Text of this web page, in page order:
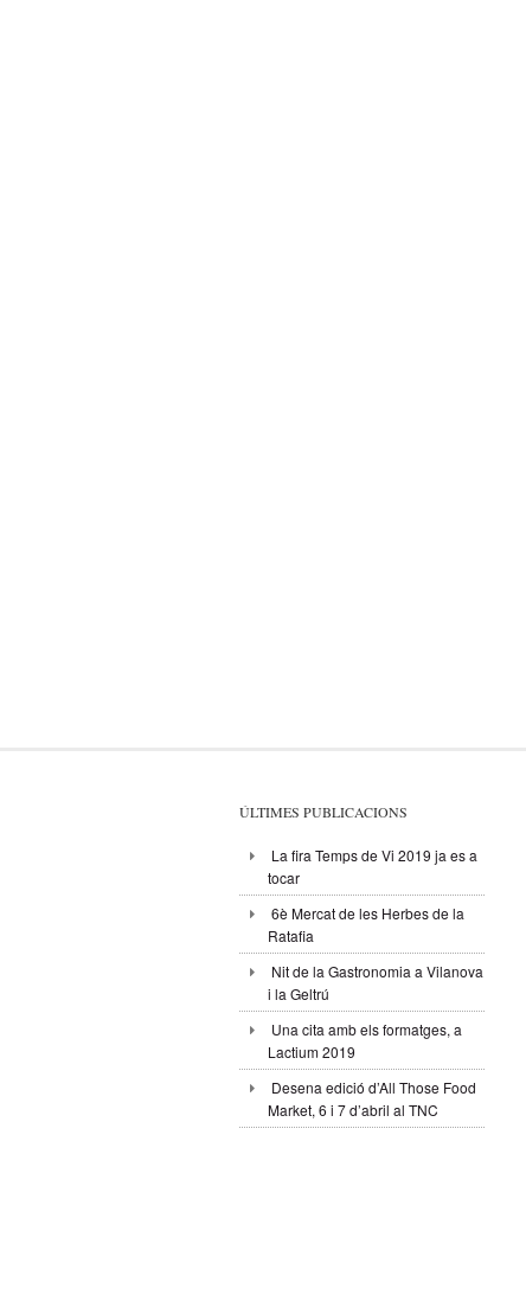
ÚLTIMES PUBLICACIONS
La fira Temps de Vi 2019 ja es a
tocar
6è Mercat de les Herbes de la
Ratafia
Nit de la Gastronomia a Vilanova
i la Geltrú
Una cita amb els formatges, a
Lactium 2019
Desena edició d’All Those Food
Market, 6 i 7 d’abril al TNC